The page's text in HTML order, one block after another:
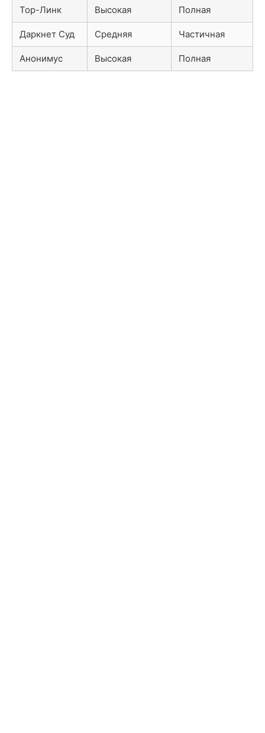
Тор-Линк Высокая Полная
Даркнет Суд Средняя Частичная
Анонимус Высокая Полная